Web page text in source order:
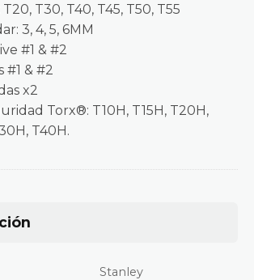
T30, T40, T45, T50, T55
3, 4, 5, 6MM
#1 & #2
#1 & #2
x2
Torx®: T10H, T15H, T20H,
T40H.
Stanley